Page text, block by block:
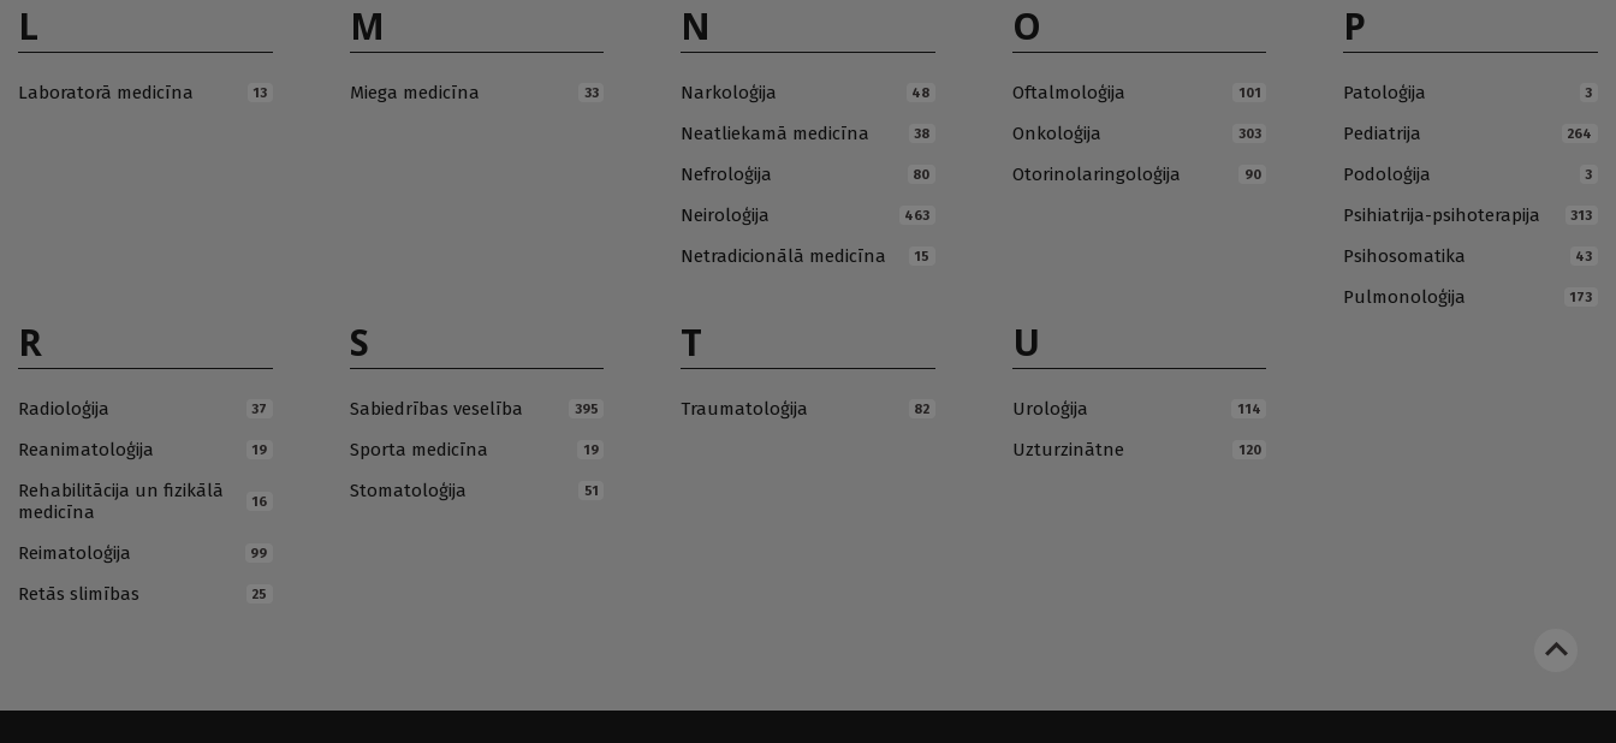
L
Laboratorā medicīna 13
M
Miega medicīna 33
N
Narkoloģija 48
Neatliekamā medicīna 38
Nefroloģija 80
Neiroloģija 463
Netradicionālā medicīna 15
O
Oftalmoloģija 101
Onkoloģija 303
Otorinolaringoloģija 90
P
Patoloģija 3
Pediatrija 264
Podoloģija 3
Psihiatrija-psihoterapija 313
Psihosomatika 43
Pulmonoloģija 173
R
Radioloģija 37
Reanimatoloģija 19
Rehabilitācija un fizikālā
medicīna
16
Reimatoloģija 99
Retās slimības 25
S
Sabiedrības veselība 395
Sporta medicīna 19
Stomatoloģija 51
T
Traumatoloģija 82
U
Uroloģija 114
Uzturzinātne 120